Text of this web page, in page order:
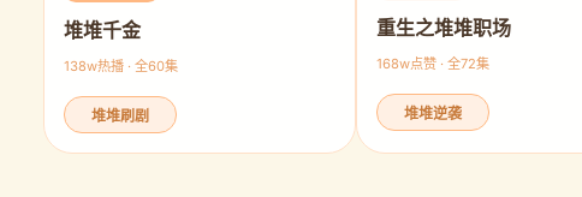
堆堆千金
138w热播 · 全60集
堆堆刷剧
重生之堆堆职场
168w点赞 · 全72集
堆堆逆袭